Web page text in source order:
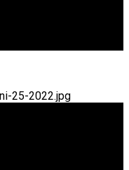
25-2022.jpg